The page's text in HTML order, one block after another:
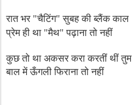
रात भर "चैटिंग" सुबह की ब्लैंक काल
प्रेम ही था "मैथ" पढ़ाना तो नहीं
कुछ तो था अकसर करा करतीं थीं तुम
बाल में ऊँगली फिराना तो नहीं